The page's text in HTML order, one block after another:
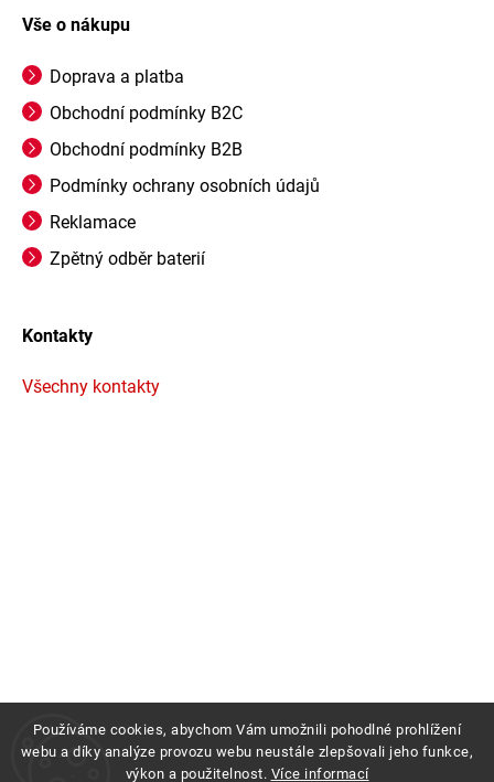
Používáme cookies, abychom Vám umožnili pohodlné prohlížení
webu a díky analýze provozu webu neustále zlepšovali jeho funkce,
výkon a použitelnost. Více informací
Vše o nákupu
Doprava a platba
Obchodní podmínky B2C
Obchodní podmínky B2B
Podmínky ochrany osobních údajů
Reklamace
Zpětný odběr baterií
Kontakty
Všechny kontakty